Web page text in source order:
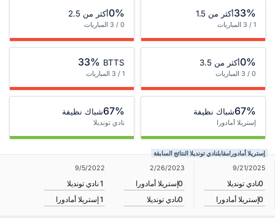
33%أكثر من 1.5
1 / 3 المباريات
0%أكثر من 2.5
0 / 3 المباريات
0%أكثر من 3.5
0 / 3 المباريات
33% BTTS
1 / 3 المباريات
67%شباك نظيفة
إستريلا أمادورا
67%شباك نظيفة
نادي تونديلا
إستريلا أمادورامقابلنادي تونديلا النتائج السابقة
9/21/2025
نادي تونديلا0
إستريلا أمادورا0
2/26/2023
إستريلا أمادورا0
نادي تونديلا0
9/5/2022
نادي تونديلا1
إستريلا أمادورا1